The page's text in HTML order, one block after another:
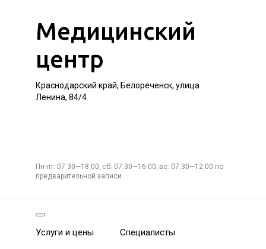
Медицинский
центр
Краснодарский край, Белореченск, улица
Ленина, 84/4
Пн-пт: 07:30—18:00; сб: 07:30—16:00; вс: 07:30—12:00 по
предварительной записи
Услуги и цены Специалисты